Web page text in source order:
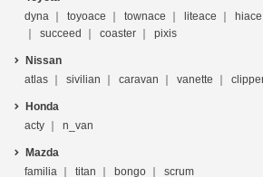
dyna
toyoace townace liteace hiace
succeed
coaster pixis
Nissan
atlas
sivilian caravan vanette
Honda
acty
n_van
Mazda
familia
titan bongo scrum